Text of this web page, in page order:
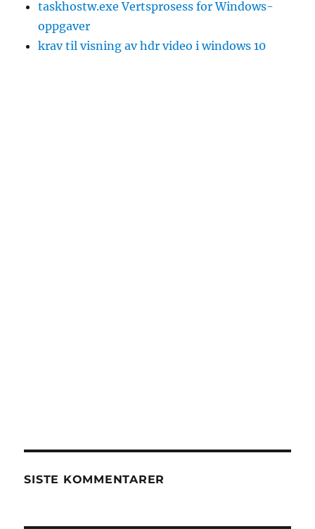
taskhostw.exe Vertsprosess for Windows-
oppgaver
krav til visning av hdr video i windows 10
SISTE KOMMENTARER